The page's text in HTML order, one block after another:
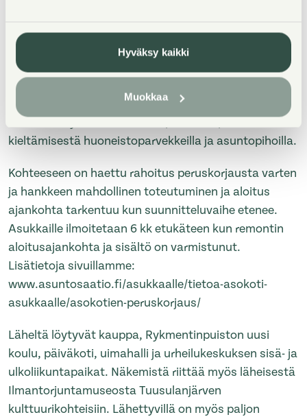
Hyväksy kaikki
Muokkaa
Hyrylän keskustan läheisyydessä Kievarin alueella
kolmen kerrostalon muodostama yhtiö, joista C-
talossa on hissi. Tilavien ja valoisien asuntojen koot
vaihtelevat kaksioista kolmioihin. Kiinteistössä on
uusittu käyttövesiputket 2017- 2018. Yhtiöön on
saatu terveysviranomaiselta päätös tupakoinnin
kieltämisestä huoneistoparvekkeilla ja asuntopihoilla.
Kohteeseen on haettu rahoitus peruskorjausta varten
ja hankkeen mahdollinen toteutuminen ja aloitus
ajankohta tarkentuu kun suunnitteluvaihe etenee.
Asukkaille ilmoitetaan 6 kk etukäteen kun remontin
aloitusajankohta ja sisältö on varmistunut.
Lisätietoja sivuillamme:
www.asuntosaatio.fi/asukkaalle/tietoa-asokoti-
asukkaalle/asokotien-peruskorjaus/
Läheltä löytyvät kauppa, Rykmentinpuiston uusi
koulu, päiväkoti, uimahalli ja urheilukeskuksen sisä- ja
ulkoliikuntapaikat. Näkemistä riittää myös läheisestä
Ilmantorjuntamuseosta Tuusulanjärven
kulttuurikohteisiin. Lähettyvillä on myös paljon